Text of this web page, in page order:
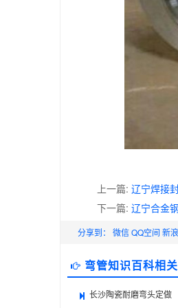
上一篇: 辽宁焊接
下一篇: 辽宁合金
分享到： 微信QQ空间 新
弯管知识百科相
长沙陶瓷耐磨弯头定做